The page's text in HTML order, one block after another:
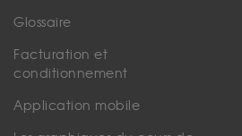
Glossaire
Facturation et
conditionnement
Application mobile